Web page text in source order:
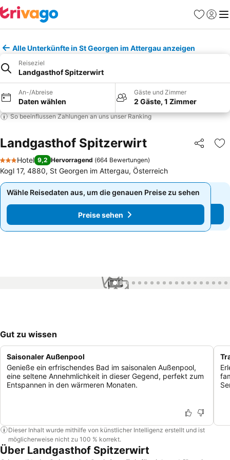
Favoriten
Alle Unterkünfte in St Georgen im Attergau anzeigen
Reiseziel
Landgasthof Spitzerwirt
An-/Abreise
Daten wählen
Gäste und Zimmer
2 Gäste, 1 Zimmer
So beeinflussen Zahlungen an uns unser Ranking
Landgasthof Spitzerwirt Teilen
3 Sterne
Hotel 9,2 Hervorragend (664 Bewertungen)
Kogl 17, 4880, St Georgen im Attergau, Österreich
Wähle Reisedaten aus, um die genauen Preise zu sehen
Preise sehen
Wähle Reisedaten aus, um die genauen Preise zu sehen
Preise sehen
1 / 19
Gut zu wissen
Saisonaler Außenpool
Genieße ein erfrischendes Bad im saisonalen Außenpool,
eine seltene Annehmlichkeit in dieser Gegend, perfekt zum
Entspannen in den wärmeren Monaten.
Dieser Inhalt wurde mithilfe von künstlicher Intelligenz erstellt und ist
möglicherweise nicht zu 100 % korrekt.
Über Landgasthof Spitzerwirt